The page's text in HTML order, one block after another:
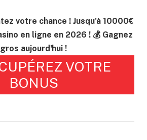
votre chance ! Jusqu'à 10000€
en ligne en 2026 ! 💰 Gagnez
gros aujourd'hui !
VOTRE
BONUS